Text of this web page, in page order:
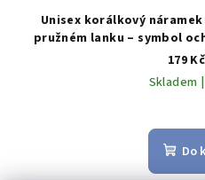
Unisex korálkový
pružném lanku – symbol
179 Kč
Skladem
Do